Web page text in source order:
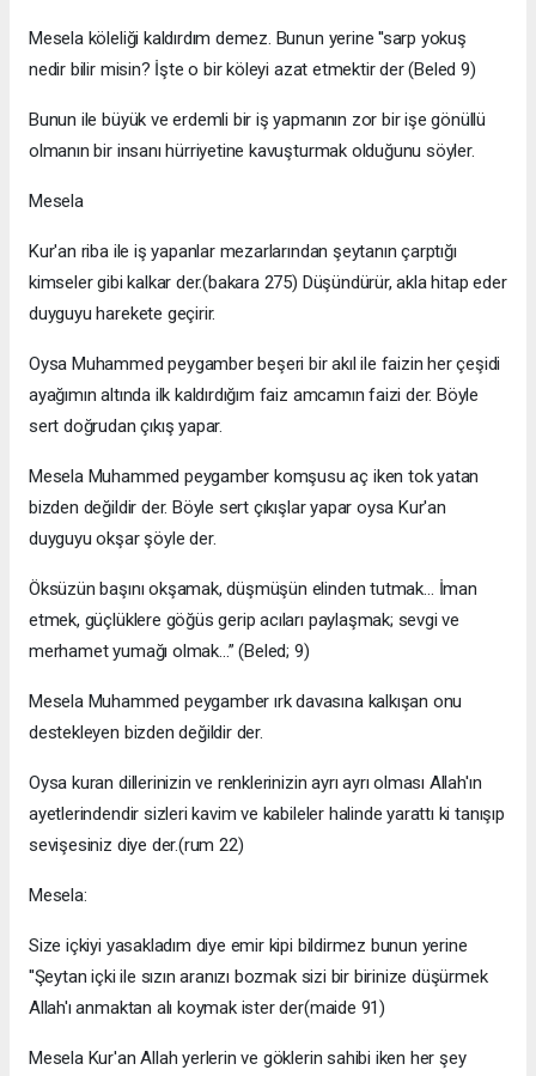
Mesela köleliği kaldırdım demez. Bunun yerine ''sarp yokuş
nedir bilir misin? İşte o bir köleyi azat etmektir der (Beled 9)
Bunun ile büyük ve erdemli bir iş yapmanın zor bir işe gönüllü
olmanın bir insanı hürriyetine kavuşturmak olduğunu söyler.
Mesela
Kur'an riba ile iş yapanlar mezarlarından şeytanın çarptığı
kimseler gibi kalkar der.(bakara 275) Düşündürür, akla hitap eder
duyguyu harekete geçirir.
Oysa Muhammed peygamber beşeri bir akıl ile faizin her çeşidi
ayağımın altında ilk kaldırdığım faiz amcamın faizi der. Böyle
sert doğrudan çıkış yapar.
Mesela Muhammed peygamber komşusu aç iken tok yatan
bizden değildir der. Böyle sert çıkışlar yapar oysa Kur'an
duyguyu okşar şöyle der.
Öksüzün başını okşamak, düşmüşün elinden tutmak… İman
etmek, güçlüklere göğüs gerip acıları paylaşmak; sevgi ve
merhamet yumağı olmak…” (Beled; 9)
Mesela Muhammed peygamber ırk davasına kalkışan onu
destekleyen bizden değildir der.
Oysa kuran dillerinizin ve renklerinizin ayrı ayrı olması Allah'ın
ayetlerindendir sizleri kavim ve kabileler halinde yarattı ki tanışıp
sevişesiniz diye der.(rum 22)
Mesela:
Size içkiyi yasakladım diye emir kipi bildirmez bunun yerine
''Şeytan içki ile sızın aranızı bozmak sizi bir birinize düşürmek
Allah'ı anmaktan alı koymak ister der(maide 91)
Mesela Kur'an Allah yerlerin ve göklerin sahibi iken her şey